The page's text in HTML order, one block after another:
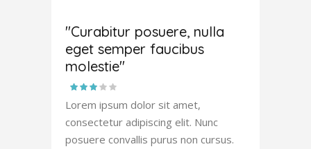
"Curabitur posuere, nulla
eget semper faucibus
molestie"
Lorem ipsum dolor sit amet,
consectetur adipiscing elit. Nunc
posuere convallis purus non cursus.